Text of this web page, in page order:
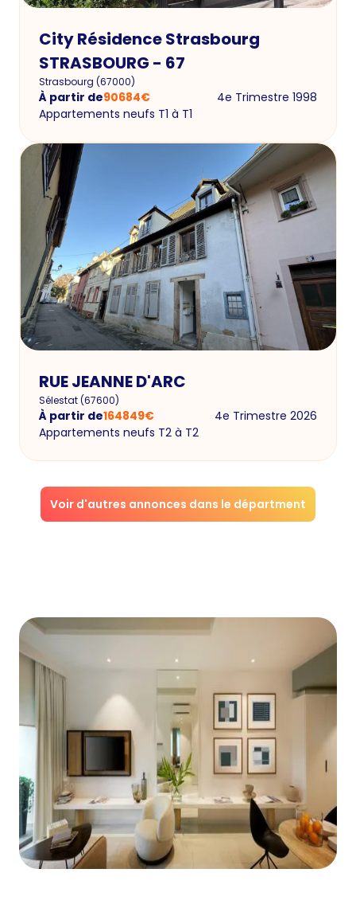
City Résidence Strasbourg
STRASBOURG - 67
Strasbourg (67000)
À partir de90684€
4e Trimestre 1998
Appartements neufs T1 à T1
RUE JEANNE D'ARC
Sélestat(67600)
À partir de164849€
4e Trimestre 2026
Appartements neufs T2 à T2
Voir d'autres annonces dans le départment